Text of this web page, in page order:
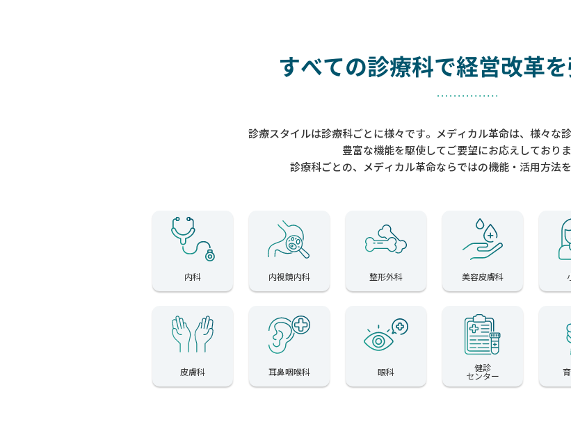
すべての診療科で経営改革
診療スタイルは診療科ごとに様々です。メディカル革命は、様々な
豊富な機能を駆使してご要望にお応えしておりま
診療科ごとの、メディカル革命ならではの機能・活用方法を
内科 内視鏡内科 整形外科 美容皮膚科
皮膚科 耳鼻咽喉科 眼科 健診
センター